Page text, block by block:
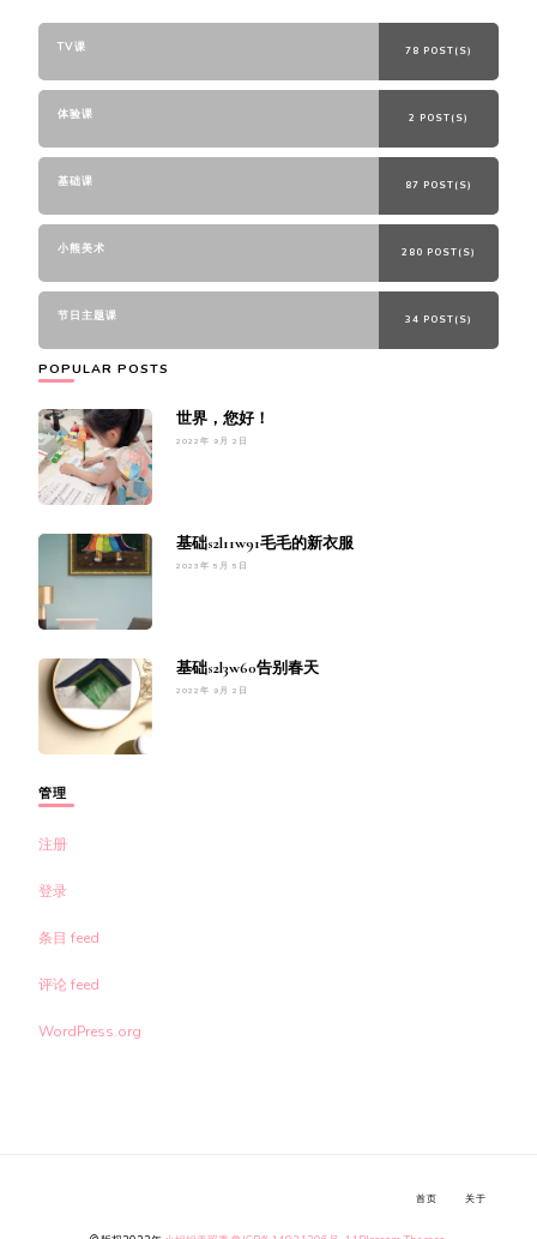
TV课 78 POST(S)
体验课 2 POST(S)
基础课 87 POST(S)
小熊美术 280 POST(S)
节日主题课 34 POST(S)
POPULAR POSTS
世界，您好！
2022年 9月 2日
基础s2l11w91毛毛的新衣服
2023年 5月 5日
基础s2l3w60告别春天
2022年 9月 2日
管理
注册
登录
条目 feed
评论 feed
WordPress.org
首页 关于